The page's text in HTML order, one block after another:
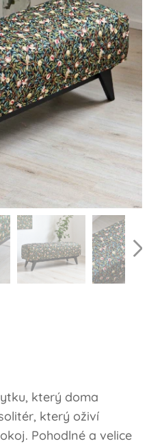
který doma
který oživí
Pohodlné a velice